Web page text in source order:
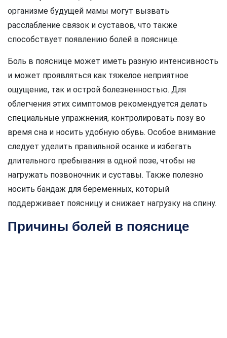
организме будущей мамы могут вызвать
расслабление связок и суставов, что также
способствует появлению болей в пояснице.
Боль в пояснице может иметь разную интенсивность
и может проявляться как тяжелое неприятное
ощущение, так и острой болезненностью. Для
облегчения этих симптомов рекомендуется делать
специальные упражнения, контролировать позу во
время сна и носить удобную обувь. Особое внимание
следует уделить правильной осанке и избегать
длительного пребывания в одной позе, чтобы не
нагружать позвоночник и суставы. Также полезно
носить бандаж для беременных, который
поддерживает поясницу и снижает нагрузку на спину.
Причины болей в пояснице